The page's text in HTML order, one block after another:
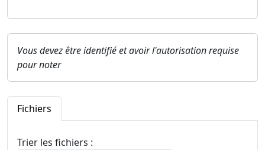
Vous devez être identifié et avoir l'autorisation requise
pour noter
Fichiers
Trier les fichiers :